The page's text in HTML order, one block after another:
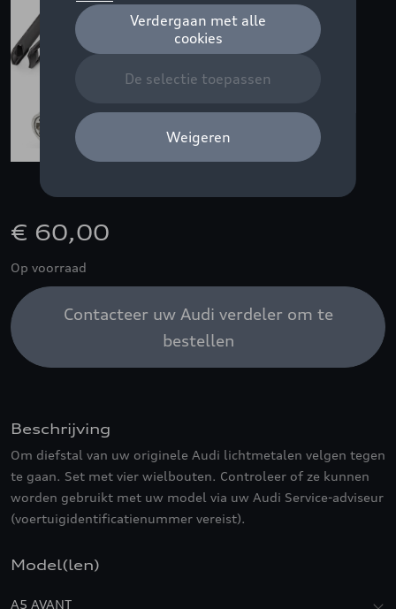
€ 60,00
Op voorraad
Contacteer uw Audi verdeler om te
bestellen
Beschrijving
Om diefstal van uw originele Audi lichtmetalen velgen tegen
te gaan. Set met vier wielbouten. Controleer of ze kunnen
worden gebruikt met uw model via uw Audi Service-adviseur
(voertuigidentificatienummer vereist).
Model(len)
A5 AVANT